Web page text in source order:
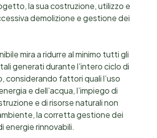
la sua costruzione, utilizzo e
demolizione e gestione dei
mira a ridurre al minimo tutti gli
generati durante l’intero ciclo di
considerando fattori quali l’uso
e dell’acqua, l’impiego di
e di risorse naturali non
la corretta gestione dei
energie rinnovabili.